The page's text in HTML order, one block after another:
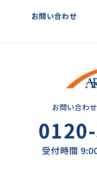
お問い合わせ
お問い合わ
受付時間